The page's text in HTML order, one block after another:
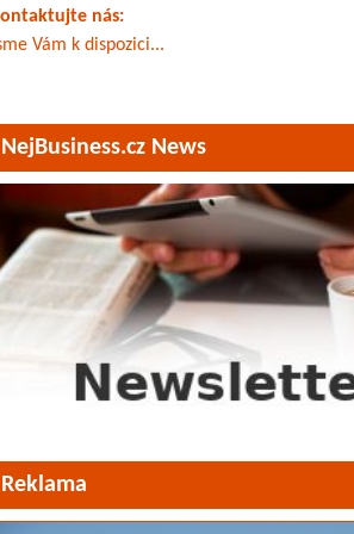
nás:
Vám k dispozici...
NejBusiness.cz News
Reklama